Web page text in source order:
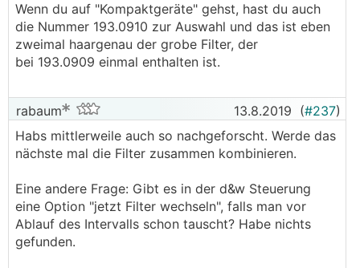
Wenn du auf "Kompaktgeräte" gehst, hast du auch
die Nummer 193.0910 zur Auswahl und das ist eben
zweimal haargenau der grobe Filter, der
bei 193.0909 einmal enthalten ist.
rabaum 13.8.2019 (#237)
Habs mittlerweile auch so nachgeforscht. Werde das
nächste mal die Filter zusammen kombinieren.
Eine andere Frage: Gibt es in der d&w Steuerung
eine Option "jetzt Filter wechseln", falls man vor
Ablauf des Intervalls schon tauscht? Habe nichts
gefunden.